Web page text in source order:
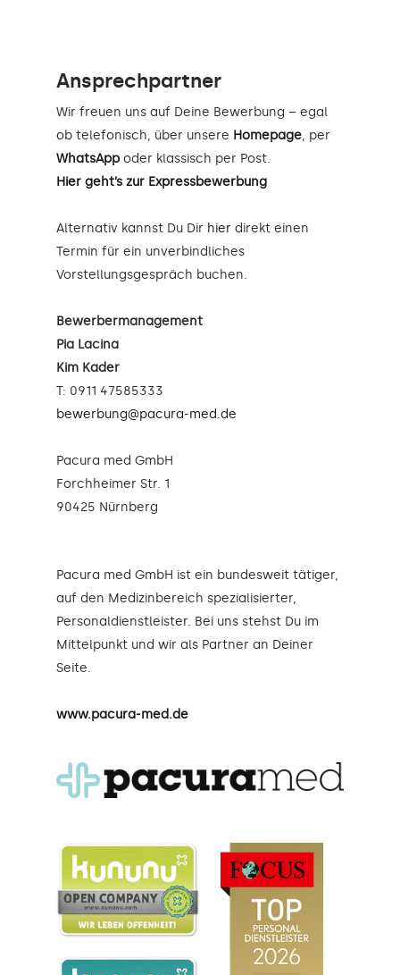
Ansprechpartner
Wir freuen uns auf Deine Bewerbung – egal
ob telefonisch, über unsere Homepage, per
WhatsApp oder klassisch per Post.
Hier geht’s zur Expressbewerbung
Alternativ kannst Du Dir hier direkt einen
Termin für ein unverbindliches
Vorstellungsgespräch buchen.
Bewerbermanagement
Pia Lacina
Kim Kader
T: 0911 47585333
bewerbung@pacura-med.de
Pacura med GmbH
Forchheimer Str. 1
90425 Nürnberg
Pacura med GmbH ist ein bundesweit tätiger,
auf den Medizinbereich spezialisierter,
Personaldienstleister. Bei uns stehst Du im
Mittelpunkt und wir als Partner an Deiner
Seite.
www.pacura-med.de